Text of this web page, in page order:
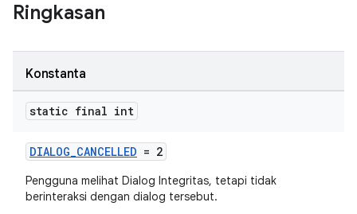
Ringkasan
Konstanta
static final int
DIALOG_CANCELLED = 2
Pengguna melihat Dialog Integritas, tetapi tidak
berinteraksi dengan dialog tersebut.